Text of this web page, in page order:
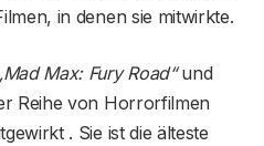
in denen sie mitwirkte.
Max: Fury Road“und
Reihe von Horrorfilmen
. Sie ist die älteste